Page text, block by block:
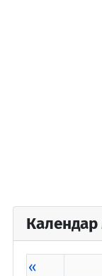
Календар
«